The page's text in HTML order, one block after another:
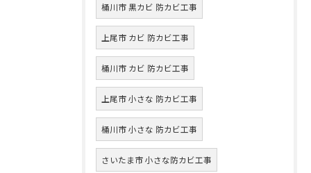
桶川市 黒カビ 防カビ工事
上尾市 カビ 防カビ工事
桶川市 カビ 防カビ工事
上尾市 小さな 防カビ工事
桶川市 小さな 防カビ工事
さいたま市 小さな防カビ工事